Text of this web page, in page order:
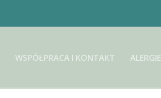
WSPÓŁPRACA I KONTAKT ALERGIE